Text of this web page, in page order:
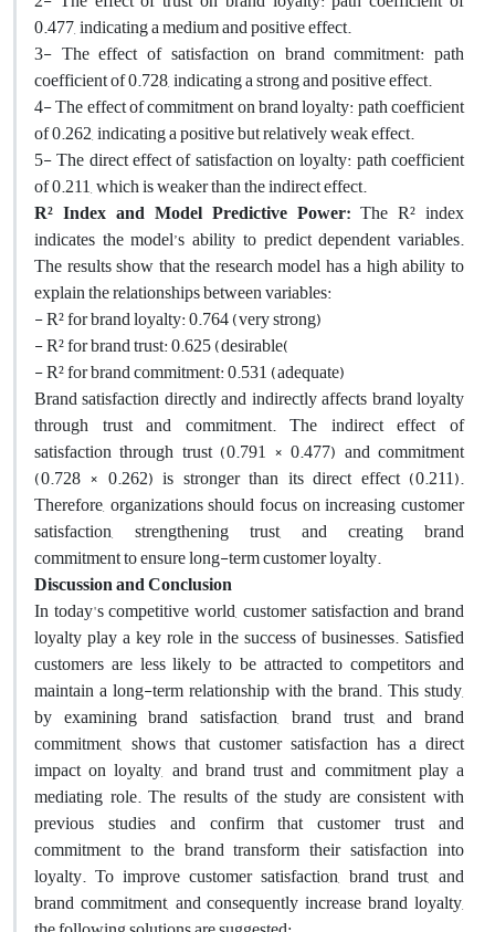
0.477, indicating a medium and positive effect.
3- The effect of satisfaction on brand commitment: path
coefficient of 0.728, indicating a strong and positive effect.
4- The effect of commitment on brand loyalty: path coefficient
of 0.262, indicating a positive but relatively weak effect.
5- The direct effect of satisfaction on loyalty: path coefficient
of 0.211, which is weaker than the indirect effect.
R² Index and Model Predictive Power: The R² index
indicates the model’s ability to predict dependent variables.
The results show that the research model has a high ability to
explain the relationships between variables:
- R² for brand loyalty: 0.764 (very strong)
- R² for brand trust: 0.625 (desirable(
- R² for brand commitment: 0.531 (adequate)
Brand satisfaction directly and indirectly affects brand loyalty
through trust and commitment. The indirect effect of
satisfaction through trust (0.791 × 0.477) and commitment
(0.728 × 0.262) is stronger than its direct effect (0.211).
Therefore, organizations should focus on increasing customer
satisfaction, strengthening trust, and creating brand
commitment to ensure long-term customer loyalty.
Discussion and Conclusion
In today's competitive world, customer satisfaction and brand
loyalty play a key role in the success of businesses. Satisfied
customers are less likely to be attracted to competitors and
maintain a long-term relationship with the brand. This study,
by examining brand satisfaction, brand trust, and brand
commitment, shows that customer satisfaction has a direct
impact on loyalty, and brand trust and commitment play a
mediating role. The results of the study are consistent with
previous studies and confirm that customer trust and
commitment to the brand transform their satisfaction into
loyalty. To improve customer satisfaction, brand trust, and
brand commitment, and consequently increase brand loyalty,